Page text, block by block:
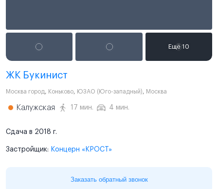
ЖК Букинист
Москва город, Коньково, ЮЗАО (Юго-западный), Москва
Калужская 17 мин. 4 мин.
Сдача в 2018 г.
Застройщик: Концерн «КРОСТ»
Заказать обратный звонок